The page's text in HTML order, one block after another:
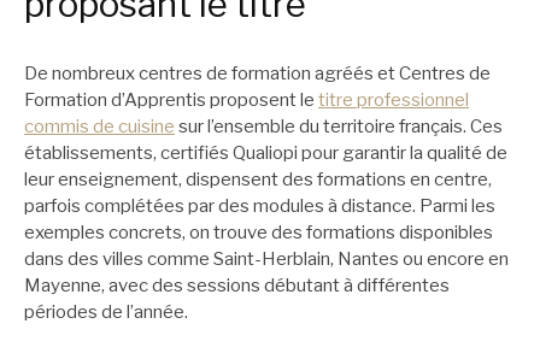
De nombreux centres de formation agréés et Centres de
Formation d’Apprentis proposent le titre professionnel
commis de cuisine sur l’ensemble du territoire français. Ces
établissements, certifiés Qualiopi pour garantir la qualité de
leur enseignement, dispensent des formations en centre,
parfois complétées par des modules à distance. Parmi les
exemples concrets, on trouve des formations disponibles
dans des villes comme Saint-Herblain, Nantes ou encore en
Mayenne, avec des sessions débutant à différentes
périodes de l’année.